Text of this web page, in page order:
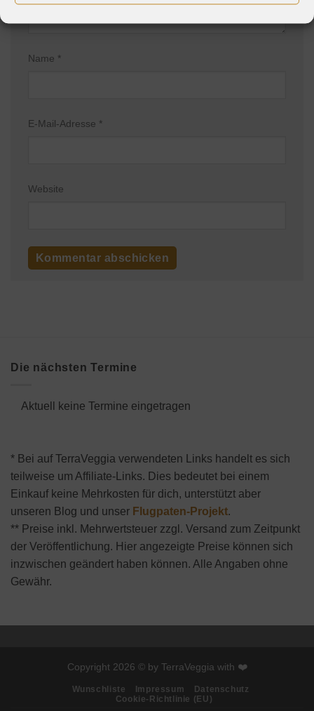
Name *
E-Mail-Adresse *
Website
Die nächsten Termine
Aktuell keine Termine eingetragen
* Bei auf TerraVeggia verwendeten Links handelt es sich
teilweise um Affiliate-Links. Dies bedeutet bei einem
Einkauf keine Mehrkosten für dich, unterstützt aber
unseren Blog und unser Flugpaten-Projekt.
** Preise inkl. Mehrwertsteuer zzgl. Versand zum Zeitpunkt
der Veröffentlichung. Hier angezeigte Preise können sich
inzwischen geändert haben können. Alle Angaben ohne
Gewähr.
Copyright 2026 © by TerraVeggia with ❤️
Wunschliste Impressum
Datenschutz
Cookie-Richtlinie (EU)